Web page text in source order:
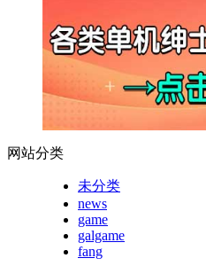
网站分类
未分类
news
game
galgame
fang